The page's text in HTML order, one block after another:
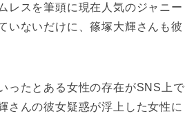
レスを筆頭に現在人気のジャニー
いないだけに、篠塚大輝さんも彼
ったとある女性の存在がSNS上で
さんの彼女疑惑が浮上した女性に